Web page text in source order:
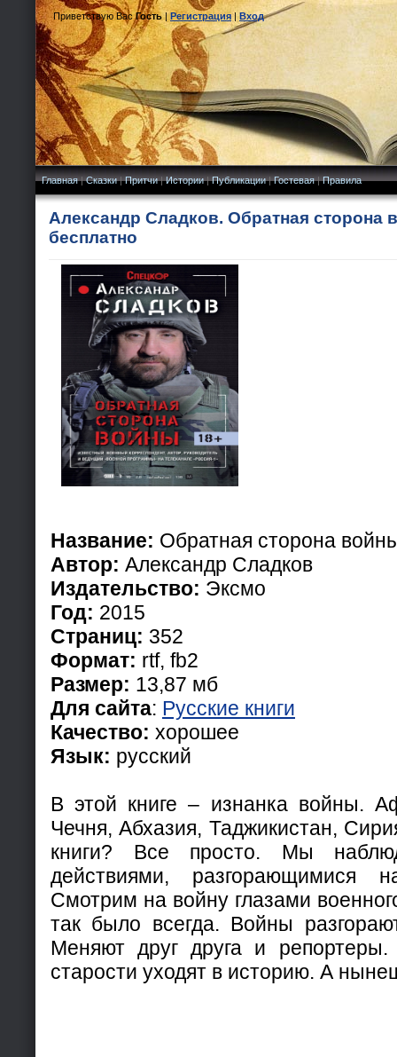
Приветствую Вас Гость|Регистрация|Вход
Главная|Сказки|Притчи|Истории|Публикации|Гостевая|Правила
Александр Сладков. Обратная сторона
бесплатно
Название: Обратная сторона
Автор: Александр Сладков
Издательство: Эксмо
Год: 2015
Страниц: 352
Формат: rtf, fb2
Размер: 13,87 мб
Для сайта: Русские книги
Качество: хорошее
Язык: русский
В этой книге – изнанка войны.
Чечня, Абхазия, Таджикистан,
книги? Все просто. Мы
действиями, разгорающимися
Смотрим на войну глазами
так было всегда. Войны
Меняют друг друга и
старости уходят в историю. А